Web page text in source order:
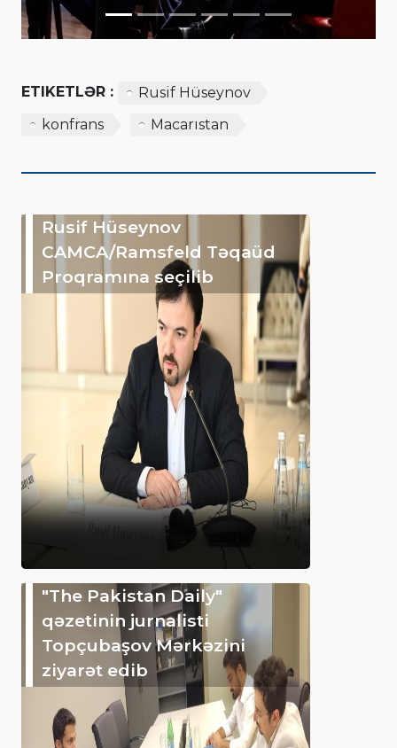
ETIKETLƏR :
Rusif Hüseynov
konfrans
Macarıstan
Rusif Hüseynov
CAMCA/Ramsfeld Təqaüd
Proqramına seçilib
"The Pakistan Daily"
qəzetinin jurnalisti
Topçubaşov Mərkəzini
ziyarət edib